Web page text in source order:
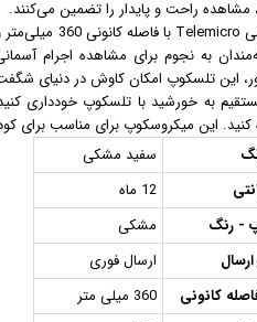
به نجوم برای مشاهده اجرام
این تلسکوپ امکان کاوش در دنیای
به خورشید با تلسکوپ خودداری
این میکروسکوپ برای مناسب برای کودکان بالای 3
سفید مشکی
12 ماه
- رنگ
مشکی
ارسال فوری
کانونی
360 میلی متر